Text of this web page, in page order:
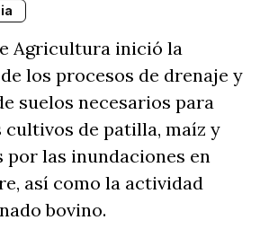
Agricultura inició la
los procesos de drenaje y
suelos necesarios para
de patilla, maíz y
por las inundaciones en
así como la actividad
bovino.